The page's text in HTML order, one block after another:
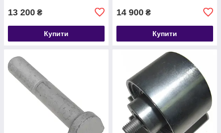
13 200 ₴
Купити
14 900 ₴
Купити